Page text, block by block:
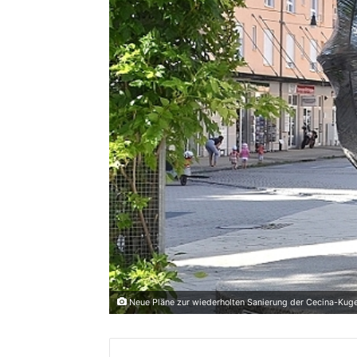
Neue Pläne zur wiederholten Sanierung der Cecina-